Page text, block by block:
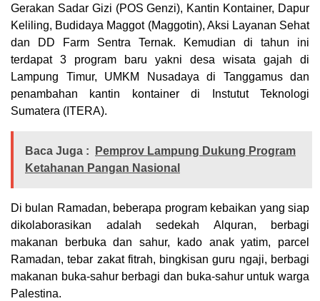
Gerakan Sadar Gizi (POS Genzi), Kantin Kontainer, Dapur
Keliling, Budidaya Maggot (Maggotin), Aksi Layanan Sehat
dan DD Farm Sentra Ternak. Kemudian di tahun ini
terdapat 3 program baru yakni desa wisata gajah di
Lampung Timur, UMKM Nusadaya di Tanggamus dan
penambahan kantin kontainer di Instutut Teknologi
Sumatera (ITERA).
Baca Juga :
Pemprov Lampung Dukung Program
Ketahanan Pangan Nasional
Di bulan Ramadan, beberapa program kebaikan yang siap
dikolaborasikan adalah sedekah Alquran, berbagi
makanan berbuka dan sahur, kado anak yatim, parcel
Ramadan, tebar zakat fitrah, bingkisan guru ngaji, berbagi
makanan buka-sahur berbagi dan buka-sahur untuk warga
Palestina.